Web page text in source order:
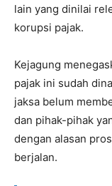
lain yang dinilai
korupsi pajak.​
Kejagung
pajak ini sudah
jaksa belum
dan pihak-pihak
dengan alasan
berjalan.​